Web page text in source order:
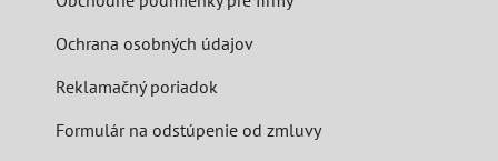
Ochrana osobných údajov
Reklamačný poriadok
Formulár na odstúpenie od zmluvy